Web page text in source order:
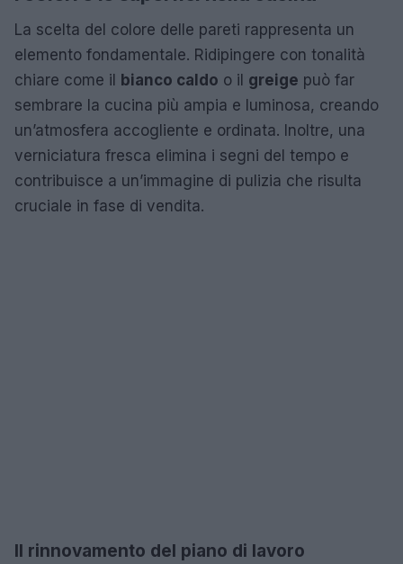
La scelta del colore delle pareti rappresenta un
elemento fondamentale. Ridipingere con tonalità
chiare come il bianco caldo o il greige può far
sembrare la cucina più ampia e luminosa, creando
un’atmosfera accogliente e ordinata. Inoltre, una
verniciatura fresca elimina i segni del tempo e
contribuisce a un’immagine di pulizia che risulta
cruciale in fase di vendita.
Il rinnovamento del piano di lavoro